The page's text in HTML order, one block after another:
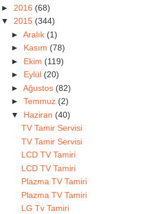
► 2016 (68)
▼ 2015 (344)
► Aralık (1)
► Kasım (78)
► Ekim (119)
► Eylül (20)
► Ağustos (82)
► Temmuz (2)
▼ Haziran (40)
TV Tamir Servisi
TV Tamir Servisi
LCD TV Tamiri
LCD TV Tamiri
Plazma TV Tamiri
Plazma TV Tamiri
LG Tv Tamiri